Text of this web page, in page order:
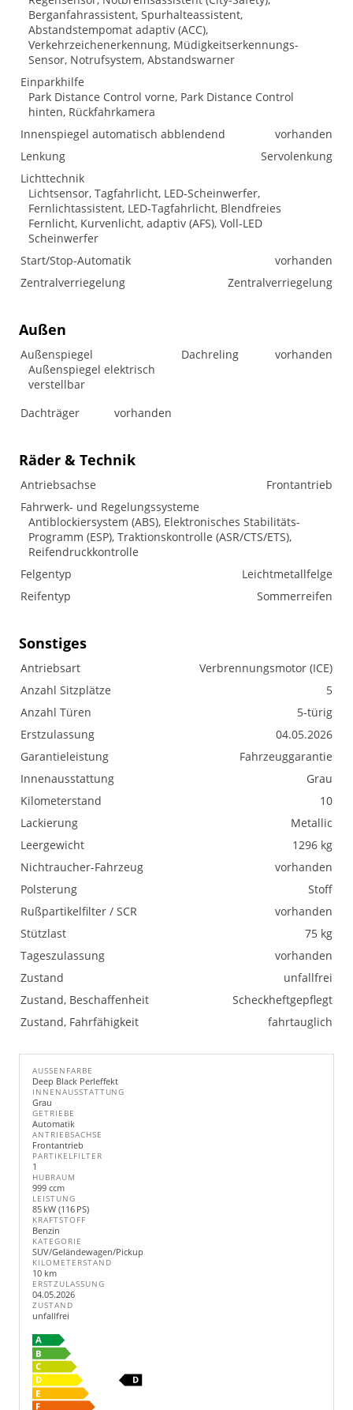
Berganfahrassistent, Spurhalteassistent,
Abstandstempomat adaptiv (ACC),
Verkehrzeichenerkennung, Müdigkeitserkennungs-
Sensor, Notrufsystem, Abstandswarner
Einparkhilfe
Park Distance Control vorne, Park Distance Control
hinten, Rückfahrkamera
Innenspiegel automatisch abblendend
vorhanden
Lenkung
Servolenkung
Lichttechnik
Lichtsensor, Tagfahrlicht, LED-Scheinwerfer,
Fernlichtassistent, LED-Tagfahrlicht, Blendfreies
Fernlicht, Kurvenlicht, adaptiv (AFS), Voll-LED
Scheinwerfer
Start/Stop-Automatik
vorhanden
Zentralverriegelung
Zentralverriegelung
Außen
Außenspiegel
Außenspiegel elektrisch
verstellbar
Dachreling vorhanden
Dachträger vorhanden
Räder & Technik
Antriebsachse
Frontantrieb
Fahrwerk- und Regelungssysteme
Antiblockiersystem (ABS), Elektronisches Stabilitäts-
Programm (ESP), Traktionskontrolle (ASR/CTS/ETS),
Reifendruckkontrolle
Felgentyp
Leichtmetallfelge
Reifentyp
Sommerreifen
Sonstiges
Antriebsart
Verbrennungsmotor (ICE)
Anzahl Sitzplätze
5
Anzahl Türen
5-türig
Erstzulassung
04.05.2026
Garantieleistung
Fahrzeuggarantie
Innenausstattung
Grau
Kilometerstand
10
Lackierung
Metallic
Leergewicht
1296 kg
Nichtraucher-Fahrzeug
vorhanden
Polsterung
Stoff
Rußpartikelfilter / SCR
vorhanden
Stützlast
75 kg
Tageszulassung
vorhanden
Zustand
unfallfrei
Zustand, Beschaffenheit
Scheckheftgepflegt
Zustand, Fahrfähigkeit
fahrtauglich
AUSSENFARBE
Deep Black Perleffekt
INNENAUSSTATTUNG
Grau
GETRIEBE
Automatik
ANTRIEBSACHSE
Frontantrieb
PARTIKELFILTER
1
HUBRAUM
999 ccm
LEISTUNG
85 kW (116 PS)
KRAFTSTOFF
Benzin
KATEGORIE
SUV/Geländewagen/Pickup
KILOMETERSTAND
10 km
ERSTZULASSUNG
04.05.2026
ZUSTAND
unfallfrei